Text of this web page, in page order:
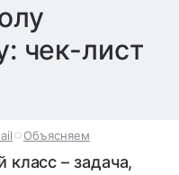
чек-лист
Объясняем
– задача,